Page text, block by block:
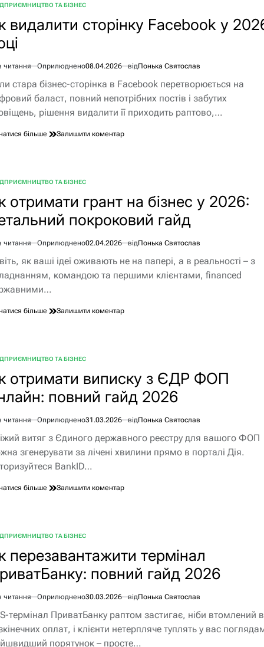
підприємницька
поличках
на
рік
ТА БІЗНЕС
видалити сторінку Facebook у
читання Оприлюднено08.04.2026 відПонька Святослав
стара бізнес-сторінка в Facebook перетворюється на
баласт, повний непотрібних постів і забутих
рішення видалити її приходить раптово,…
більше Залишити коментардо
2026
році
ТА БІЗНЕС
отримати грант на бізнес у 2026:
покроковий гайд
читання Оприлюднено02.04.2026 відПонька Святослав
як ваші ідеї оживають не на папері, а в реальності – з
командою та першими клієнтами, financed
більше Залишити коментардо
у
2026:
детальний
покроковий
гайд
ТА БІЗНЕС
отримати виписку з ЄДР ФОП
повний гайд 2026
читання Оприлюднено31.03.2026 відПонька Святослав
витяг з Єдиного державного реєстру для вашого ФОП
згенерувати за лічені хвилини прямо в порталі Дія.
BankID…
більше Залишити коментардо
ФОП
онлайн:
повний
2026
ТА БІЗНЕС
перезавантажити термінал
повний гайд 2026
читання Оприлюднено30.03.2026 відПонька Святослав
термінал ПриватБанку раптом застигає, ніби втомлений
оплат, і клієнти нетерпляче туплять у вас
порятунок – просте…